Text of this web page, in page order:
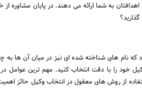
به شما ارائه می دهند. در پایان مشاوره از
که نام های شناخته شده ای نیز در میان آن ها
خود را با دقت انتخاب کنید. مهم ترین عوامل
از روش های معقول در انتخاب وکیل حائز